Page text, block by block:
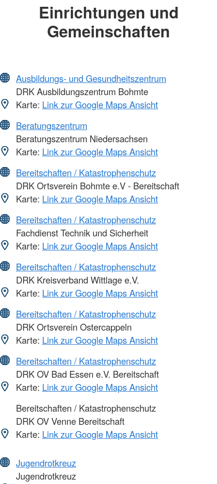
Einrichtungen und
Gemeinschaften
Ausbildungs- und Gesundheitszentrum
DRK Ausbildungszentrum Bohmte
Karte: Link zur Google Maps Ansicht
Beratungszentrum
Beratungszentrum Niedersachsen
Karte: Link zur Google Maps Ansicht
Bereitschaften / Katastrophenschutz
DRK Ortsverein Bohmte e.V - Bereitschaft
Karte: Link zur Google Maps Ansicht
Bereitschaften / Katastrophenschutz
Fachdienst Technik und Sicherheit
Karte: Link zur Google Maps Ansicht
Bereitschaften / Katastrophenschutz
DRK Kreisverband Wittlage e.V.
Karte: Link zur Google Maps Ansicht
Bereitschaften / Katastrophenschutz
DRK Ortsverein Ostercappeln
Karte: Link zur Google Maps Ansicht
Bereitschaften / Katastrophenschutz
DRK OV Bad Essen e.V. Bereitschaft
Karte: Link zur Google Maps Ansicht
Bereitschaften / Katastrophenschutz
DRK OV Venne Bereitschaft
Karte: Link zur Google Maps Ansicht
Jugendrotkreuz
Jugendrotkreuz